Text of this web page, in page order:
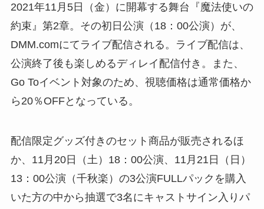
2021年11月5日（金）に開幕する舞台『魔法使いの
約束』第2章。その初日公演（18：00公演）が、
DMM.comにてライブ配信される。ライブ配信は、
公演終了後も楽しめるディレイ配信付き。また、
Go Toイベント対象のため、視聴価格は通常価格か
ら20％OFFとなっている。
配信限定グッズ付きのセット商品が販売されるほ
か、11月20日（土）18：00公演、11月21日（日）
13：00公演（千秋楽）の3公演FULLパックを購入
いた方の中から抽選で3名にキャストサイン入りパ